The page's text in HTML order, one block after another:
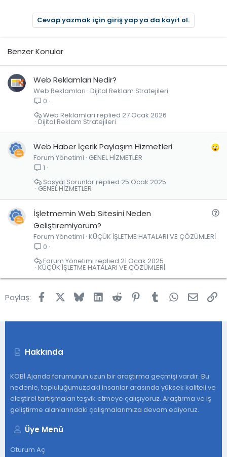
Cevap yazmak için giriş yap ya da kayıt ol.
Benzer Konular
Web Reklamları Nedir?
Web Reklamları Dijital Reklam Stratejileri
0
Dijital Reklam Stratejileri
27 Ocak 2026
Web Reklamları
Web Haber İçerik Paylaşım Hizmetleri
Forum Yönetimi GENEL HİZMETLER
1
GENEL HİZMETLER
25 Ocak 2025
Sosyal Sorunlar
S
İşletmemin Web Sitesini Neden
Geliştiremiyorum?
Forum Yönetimi KÜÇÜK İŞLETME HATALARI VE ÇÖZÜMLERİ
0
KÜÇÜK İŞLETME HATALARI VE ÇÖZÜMLERİ
21 Ocak 2025
Forum Yönetimi
Paylaş: FacebookBlueskyLinkedInReddit Pinterest
Tumblr WhatsApp
E-
Hakkında
KOBİ Ajanda forumunun uzun bir araştırma geçmişi vardır. Bu
nedenle, topluluğumuzdaki insanlar arasında yüksek kaliteli ve
eleştirel tartışmaları teşvik etmeye çalışıyoruz. Araştırma ve iş
geliştirme alanlarındaki çalışmalarımıza devam ediyoruz.
Üye Menü
Oturum Aç